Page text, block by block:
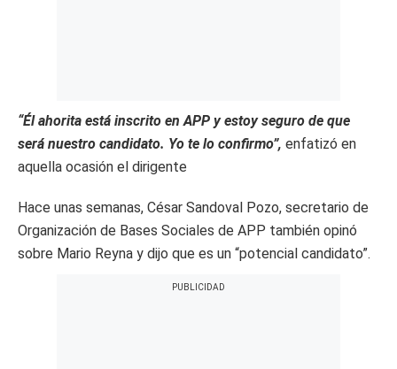
“Él ahorita está inscrito en APP y estoy seguro de que
será nuestro candidato. Yo te lo confirmo”, enfatizó en
aquella ocasión el dirigente
Hace unas semanas, César Sandoval Pozo, secretario de
Organización de Bases Sociales de APP también opinó
sobre Mario Reyna y dijo que es un “potencial candidato”.